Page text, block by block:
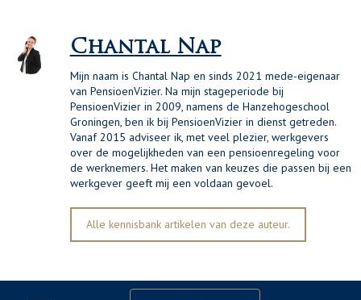
Chantal Nap
Mijn naam is Chantal Nap en sinds 2021 mede-eigenaar
van PensioenVizier. Na mijn stageperiode bij
PensioenVizier in 2009, namens de Hanzehogeschool
Groningen, ben ik bij PensioenVizier in dienst getreden.
Vanaf 2015 adviseer ik, met veel plezier, werkgevers
over de mogelijkheden van een pensioenregeling voor
de werknemers. Het maken van keuzes die passen bij een
werkgever geeft mij een voldaan gevoel.
Alle kennisbank artikelen van deze auteur.